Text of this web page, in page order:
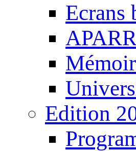
Ecrans
Edition